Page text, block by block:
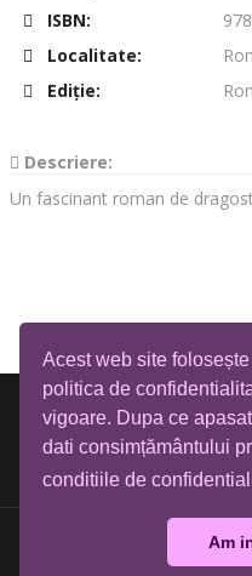
Acest web site
politica de
vigoare. Dupa ce
dati consimțământului
conditiile de
Am
ISBN:
Localitate:
Ediţie:
Descriere:
Un fascinant roman de
Biblioteca Tia